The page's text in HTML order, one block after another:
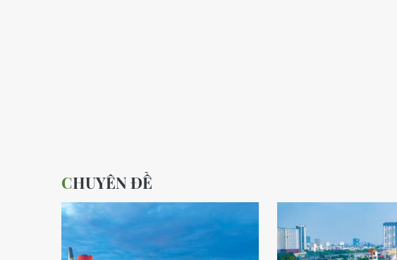
CHUYÊN ĐỀ